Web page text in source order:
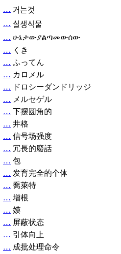
… 거는것
… 실생식물
… ሁኔታውያልጣመውሰው
… くき
… ふってん
… カロメル
… ドロシーダンドリッジ
… メルセゲル
… 下摆圆角的
… 井格
… 信号场强度
… 冗長的廢話
… 包
… 发育完全的个体
… 喬萊特
… 增根
… 嫫
… 屏蔽状态
… 引体向上
… 成批处理命令